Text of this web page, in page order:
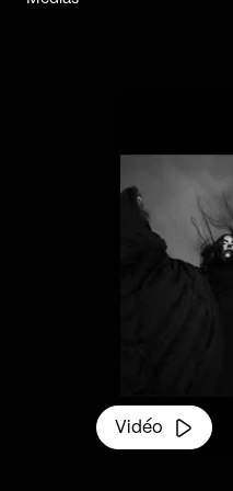
lourdes se
hop et où les voix
le mastering final
Vidéo